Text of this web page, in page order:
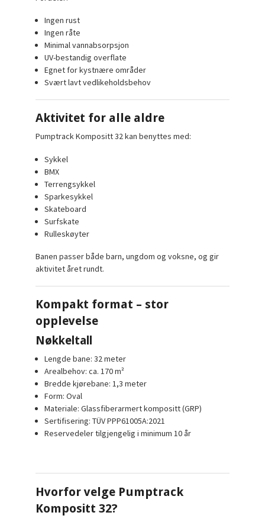
Ingen rust
Ingen råte
Minimal vannabsorpsjon
UV-bestandig overflate
Egnet for kystnære områder
Svært lavt vedlikeholdsbehov
Aktivitet for alle aldre
Pumptrack Kompositt 32 kan benyttes med:
Sykkel
BMX
Terrengsykkel
Sparkesykkel
Skateboard
Surfskate
Rulleskøyter
Banen passer både barn, ungdom og voksne, og gir
aktivitet året rundt.
Kompakt format – stor
opplevelse
Nøkkeltall
Lengde bane: 32 meter
Arealbehov: ca. 170 m²
Bredde kjørebane: 1,3 meter
Form: Oval
Materiale: Glassfiberarmert kompositt (GRP)
Sertifisering: TÜV PPP61005A:2021
Reservedeler tilgjengelig i minimum 10 år
Hvorfor velge Pumptrack
Kompositt 32?